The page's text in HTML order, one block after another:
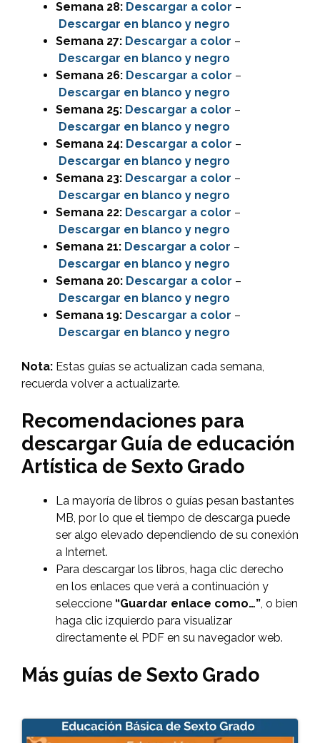
Semana 28: Descargar a color –
Descargar en blanco y negro
Semana 27: Descargar a color –
Descargar en blanco y negro
Semana 26: Descargar a color –
Descargar en blanco y negro
Semana 25: Descargar a color –
Descargar en blanco y negro
Semana 24: Descargar a color –
Descargar en blanco y negro
Semana 23: Descargar a color –
Descargar en blanco y negro
Semana 22: Descargar a color –
Descargar en blanco y negro
Semana 21: Descargar a color –
Descargar en blanco y negro
Semana 20: Descargar a color –
Descargar en blanco y negro
Semana 19: Descargar a color –
Descargar en blanco y negro
Nota: Estas guías se actualizan cada semana,
recuerda volver a actualizarte.
Recomendaciones para
descargar Guía de educación
Artística de Sexto Grado
La mayoría de libros o guías pesan bastantes
MB, por lo que el tiempo de descarga puede
ser algo elevado dependiendo de su conexión
a Internet.
Para descargar los libros, haga clic derecho
en los enlaces que verá a continuación y
seleccione “Guardar enlace como…”, o bien
haga clic izquierdo para visualizar
directamente el PDF en su navegador web.
Más guías de Sexto Grado